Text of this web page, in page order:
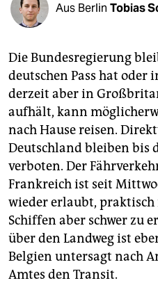
unterstützen
genossenschaft
epaper login
Aus Berlin Tobias
Die Bundesregierung
deutschen Pass hat oder
derzeit aber in
aufhält, kann
nach Hause reisen.
Deutschland bleiben bis
verboten. Der
Frankreich ist seit
wieder erlaubt, praktisch
Schiffen aber schwer zu
über den Landweg ist
Belgien untersagt nach
Amtes den Transit.